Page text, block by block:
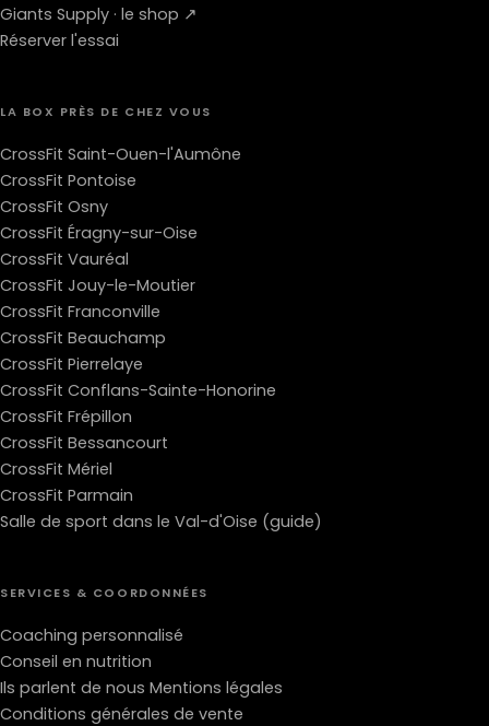
Giants Supply · le shop ↗
Réserver l'essai
LA BOX PRÈS DE CHEZ VOUS
CrossFit Saint-Ouen-l'Aumône
CrossFit Pontoise
CrossFit Osny
CrossFit Éragny-sur-Oise
CrossFit Vauréal
CrossFit Jouy-le-Moutier
CrossFit Franconville
CrossFit Beauchamp
CrossFit Pierrelaye
CrossFit Conflans-Sainte-Honorine
CrossFit Frépillon
CrossFit Bessancourt
CrossFit Mériel
CrossFit Parmain
Salle de sport dans le Val-d'Oise (guide)
SERVICES & COORDONNÉES
Coaching personnalisé
Conseil en nutrition
Ils parlent de nous Mentions légales
Conditions générales de vente